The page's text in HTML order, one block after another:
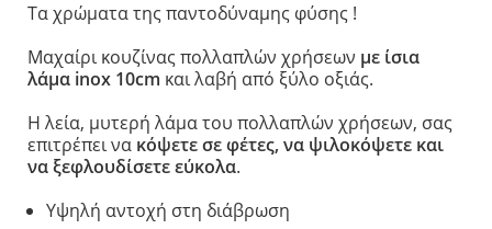
Τα χρώματα της παντοδύναμης φύσης !
Μαχαίρι κουζίνας πολλαπλών χρήσεων με ίσια
λάμα inox 10cm και λαβή από ξύλο οξιάς.
Η λεία, μυτερή λάμα του πολλαπλών χρήσεων, σας
επιτρέπει να κόψετε σε φέτες, να ψιλοκόψετε και
να ξεφλουδίσετε εύκολα.
Υψηλή αντοχή στη διάβρωση